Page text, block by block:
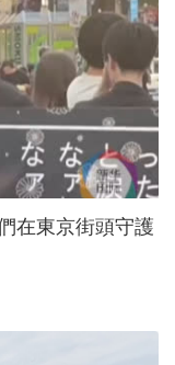
在東京街頭守護